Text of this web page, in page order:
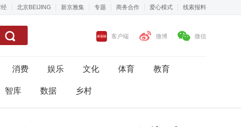
经 北京BEIJING 新京雅集 专题 商务合作 爱心模式 线索报料
客户端 微博 微信
消费 娱乐 文化 体育 教育
智库 数据 乡村